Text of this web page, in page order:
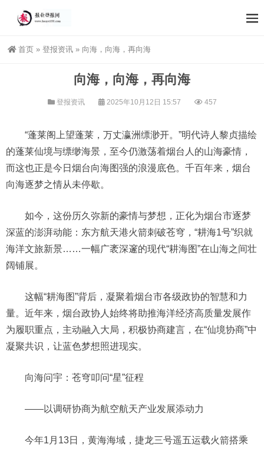
首页 » 登报资讯 » 向海，向海，再向海
向海，向海，再向海
登报资讯 2025年10月12日 15:57 457
“蓬莱阁上望蓬莱，万丈瀛洲缥渺开。”明代诗人黎贞描绘
的蓬莱仙境与缥缈海景，至今仍激荡着烟台人的山海豪情，
而这也正是今日烟台向海图强的浪漫底色。千百年来，烟台
向海逐梦之情从未停歇。
如今，这份历久弥新的豪情与梦想，正化为烟台市逐梦
深蓝的澎湃动能：东方航天港火箭刺破苍穹，“耕海1号”织就
海洋文旅新景……一幅广袤深邃的现代“耕海图”在山海之间壮
阔铺展。
这幅“耕海图”背后，凝聚着烟台市各级政协的智慧和力
量。近年来，烟台政协人始终将助推海洋经济高质量发展作
为履职重点，主动融入大局，积极协商建言，在“仙境协商”中
凝聚共识，让蓝色梦想照进现实。
向海问宇：苍穹叩问“星”征程
——以调研协商为航空航天产业发展添动力
今年1月13日，黄海海域，捷龙三号遥五运载火箭搭乘